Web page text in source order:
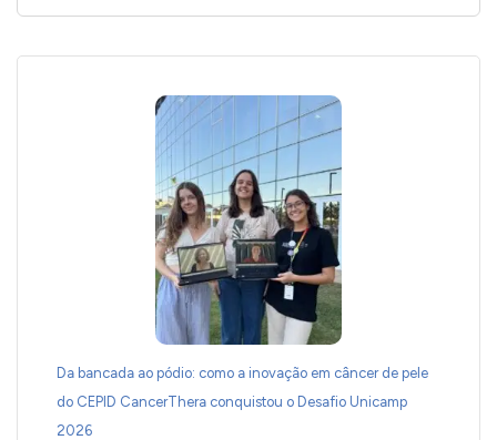
Da bancada ao pódio: como a inovação em câncer de pele
do CEPID CancerThera conquistou o Desafio Unicamp
2026